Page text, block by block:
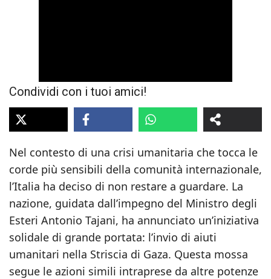
Condividi con i tuoi amici!
Nel contesto di una crisi umanitaria che tocca le
corde più sensibili della comunità internazionale,
l’Italia ha deciso di non restare a guardare. La
nazione, guidata dall’impegno del Ministro degli
Esteri Antonio Tajani, ha annunciato un’iniziativa
solidale di grande portata: l’invio di aiuti
umanitari nella Striscia di Gaza. Questa mossa
segue le azioni simili intraprese da altre potenze